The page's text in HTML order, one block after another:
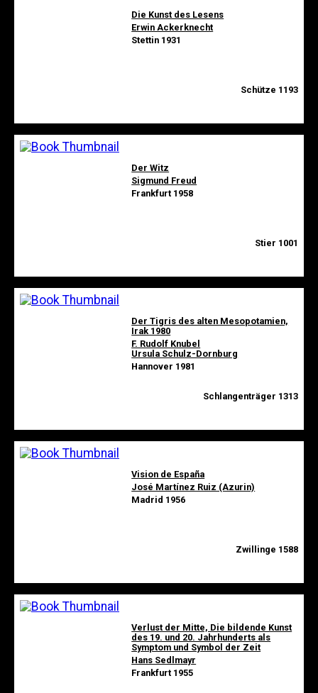
Die Kunst des Lesens
Erwin Ackerknecht
Stettin 1931
Schütze 1193
Der Witz
Sigmund Freud
Frankfurt 1958
Stier 1001
Der Tigris des alten Mesopotamien,
Irak 1980
F. Rudolf Knubel
Ursula Schulz-Dornburg
Hannover 1981
Schlangenträger 1313
Vision de España
José Martínez Ruiz (Azurin)
Madrid 1956
Zwillinge 1588
Verlust der Mitte, Die bildende Kunst
des 19. und 20. Jahrhunderts als
Symptom und Symbol der Zeit
Hans Sedlmayr
Frankfurt 1955